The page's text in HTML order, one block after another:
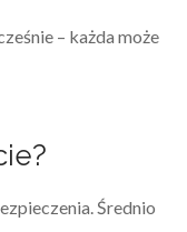
– każda może
Średnio